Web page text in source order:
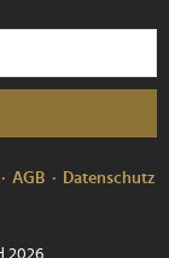
AGB
Datenschutz